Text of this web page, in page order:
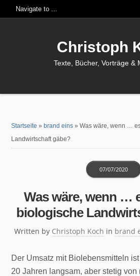
Christoph
Texte, Bücher, Vorträge &
Startseite » brand eins »Was wäre, wenn …
Landwirtschaft gäbe?
Was wäre, wenn …
biologische
Written by Christoph Koch
07/07/2020
in brand
Der Umsatz mit Biolebensmitteln
20 Jahren langsam, aber stetig